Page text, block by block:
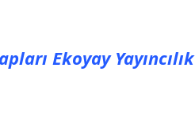
Ekoyay Yayıncılık